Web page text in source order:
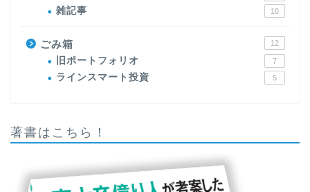
雑記事 10
ごみ箱 12
旧ポートフォリオ 7
ラインスマート投資 5
著書はこちら！